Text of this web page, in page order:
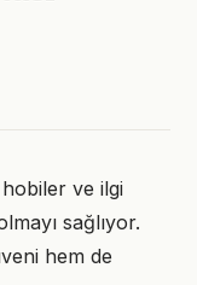
ve ilgi
sağlıyor.
hem de